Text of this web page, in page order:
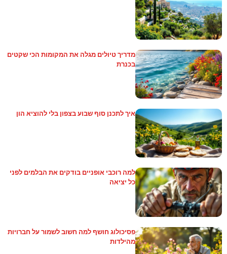
מדריך טיולים מגלה את המקומות הכי שקטים
בכנרת
איך לתכנן סוף שבוע בצפון בלי להוציא הון
למה רוכבי אופניים בודקים את הבלמים לפני
כל יציאה
פסיכולוג חושף למה חשוב לשמור על חברויות
מהילדות